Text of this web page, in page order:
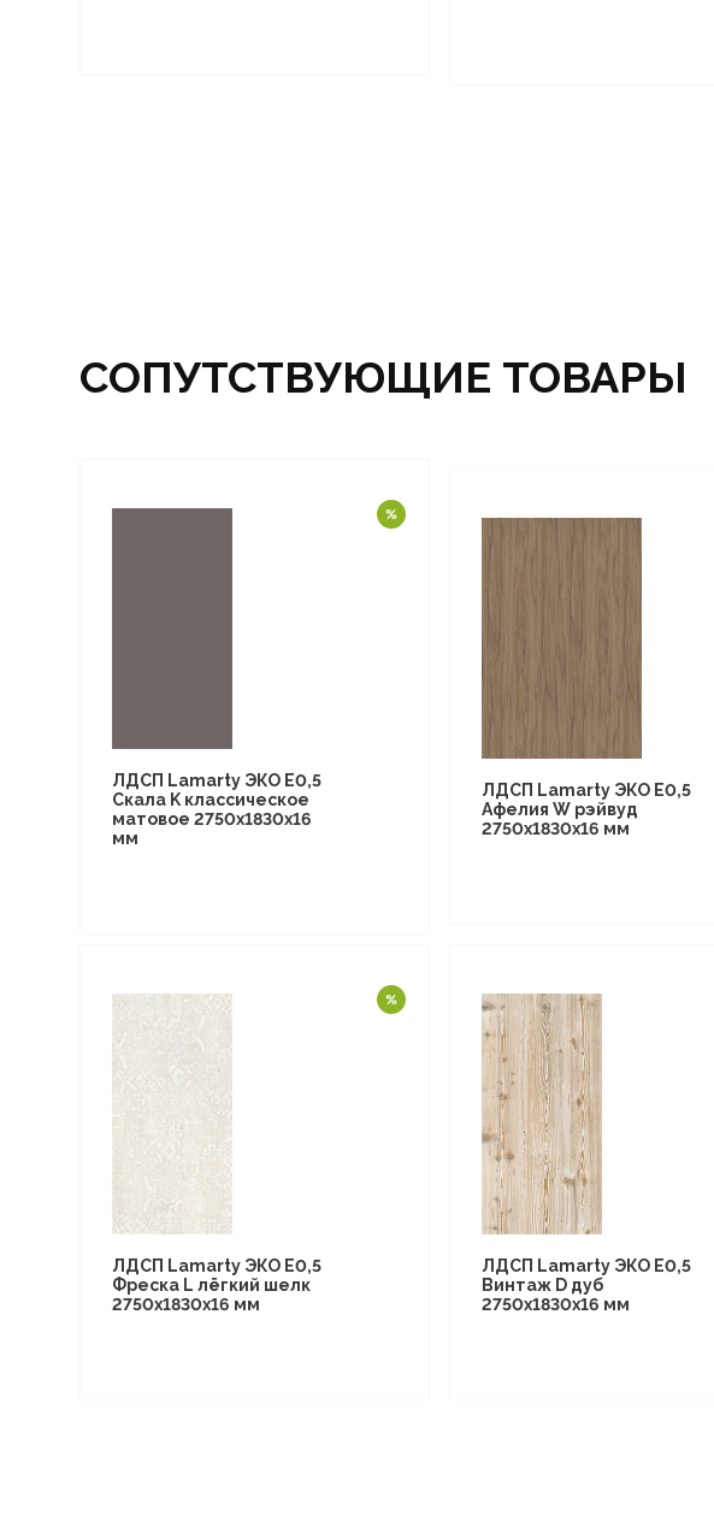
СОПУТСТВУЮЩИЕ ТОВАРЫ
ЛДСП Lamarty ЭКО E0,5
Скала K классическое
матовое 2750х1830х16
мм
ЛДСП Lamarty ЭКО E0,5
Афелия W рэйвуд
2750х1830х16 мм
ЛДСП Lamarty ЭКО E0,5
Фреска L лёгкий шелк
2750х1830х16 мм
ЛДСП Lamarty ЭКО E0,5
Винтаж D дуб
2750х1830х16 мм